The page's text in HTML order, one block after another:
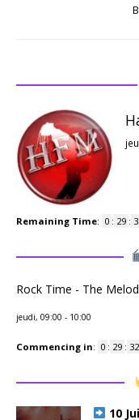
Remaining Time: 0 : 29 :
Rock Time - The
jeudi, 09:00 - 10:00
Commencing in: 0 : 29 : 32
10